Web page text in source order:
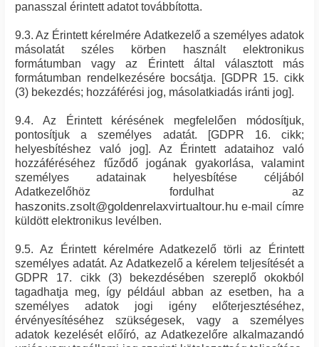
panasszal érintett adatot továbbította.
9.3. Az Érintett kérelmére Adatkezelő a személyes adatok
másolatát széles körben használt elektronikus
formátumban vagy az Érintett által választott más
formátumban rendelkezésére bocsátja. [GDPR 15. cikk
(3) bekezdés; hozzáférési jog, másolatkiadás iránti jog].
9.4. Az Érintett kérésének megfelelően módosítjuk,
pontosítjuk a személyes adatát. [GDPR 16. cikk;
helyesbítéshez való jog]. Az Érintett adataihoz való
hozzáféréséhez fűződő jogának gyakorlása, valamint
személyes adatainak helyesbítése céljából
Adatkezelőhöz fordulhat az
haszonits.zsolt@goldenrelaxvirtualtour.hu e-mail címre
küldött elektronikus levélben.
9.5. Az Érintett kérelmére Adatkezelő törli az Érintett
személyes adatát. Az Adatkezelő a kérelem teljesítését a
GDPR 17. cikk (3) bekezdésében szereplő okokból
tagadhatja meg, így például abban az esetben, ha a
személyes adatok jogi igény előterjesztéséhez,
érvényesítéséhez szükségesek, vagy a személyes
adatok kezelését előíró, az Adatkezelőre alkalmazandó